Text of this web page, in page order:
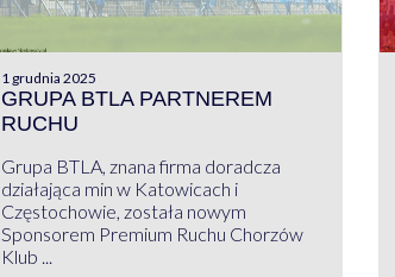
1 grudnia 2025
GRUPA BTLA PARTNEREM
RUCHU
Grupa BTLA, znana firma doradcza
działająca min w Katowicach i
Częstochowie, została nowym
Sponsorem Premium Ruchu Chorzów
Klub ...